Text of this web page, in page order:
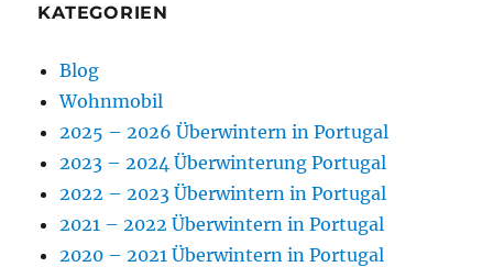
KATEGORIEN
Blog
Wohnmobil
2025 – 2026 Überwintern in Portugal
2023 – 2024 Überwinterung Portugal
2022 – 2023 Überwintern in Portugal
2021 – 2022 Überwintern in Portugal
2020 – 2021 Überwintern in Portugal